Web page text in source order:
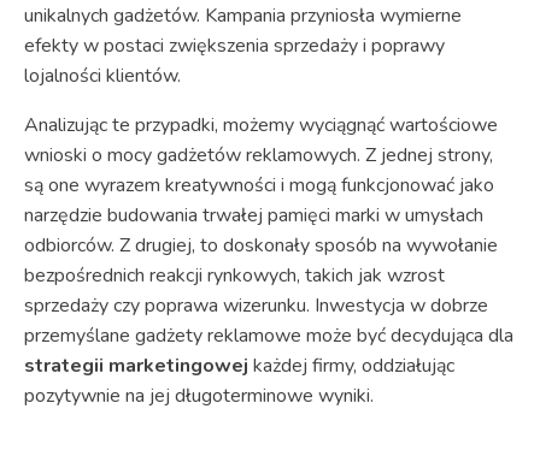
unikalnych gadżetów. Kampania przyniosła wymierne
efekty w postaci zwiększenia sprzedaży i poprawy
lojalności klientów.
Analizując te przypadki, możemy wyciągnąć wartościowe
wnioski o mocy gadżetów reklamowych. Z jednej strony,
są one wyrazem kreatywności i mogą funkcjonować jako
narzędzie budowania trwałej pamięci marki w umysłach
odbiorców. Z drugiej, to doskonały sposób na wywołanie
bezpośrednich reakcji rynkowych, takich jak wzrost
sprzedaży czy poprawa wizerunku. Inwestycja w dobrze
przemyślane gadżety reklamowe może być decydująca dla
strategii marketingowej każdej firmy, oddziałując
pozytywnie na jej długoterminowe wyniki.